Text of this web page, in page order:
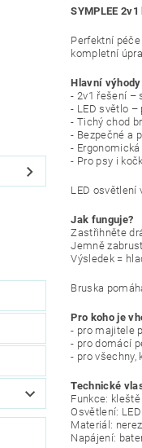
SYMPLEE
Perfektní
kompletní
Hlavní
- 2v1 řešení –
- LED světlo –
- Tichý chod
- Bezpečné a
-
- Pro psy i
LED osvětlení
Jak funguje?
Zastřihněte
Jemně
Výsledek =
Bruska
Pro koho je
- pro majitele
- pro domácí
- pro všechny,
Technické
Funkce:
Osvětlení:
Materiál:
Napájení: